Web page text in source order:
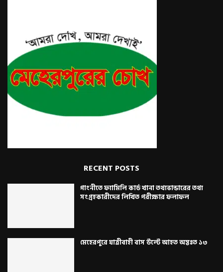
RECENT POSTS
গাংনীতে ফ্যামিলি কার্ড খানা তথ্যভান্ডারের তথ্য
সংগ্রহকারীদের লিখিত পরীক্ষার ফলাফল
মেহেরপুরে যাত্রীবাহী বাস উল্টে আহত অন্তঃত ১৩